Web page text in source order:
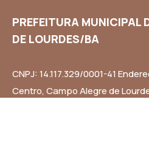
PREFEITURA MUNICIPAL
DE LOURDES/BA
CNPJ: 14.117.329/0001-41
Centro, Campo Alegre de